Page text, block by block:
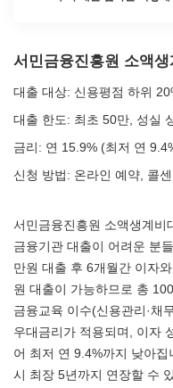
서민금융진흥원 소액
대출 대상: 신용평점 하위
대출 한도: 최초 50만, 성실
금리: 연 15.9% (최저 연
신청 방법: 온라인 예약, 콜
서민금융진흥원 소액생계비
금융기관 대출이 어려운 분
만원 대출 후 6개월간 이자
원 대출이 가능하므로 총
금융교육 이수(신용관리·채
우대금리가 적용되며, 이자
어 최저 연 9.4%까지 낮아
시 최장 5년까지 연장할 수